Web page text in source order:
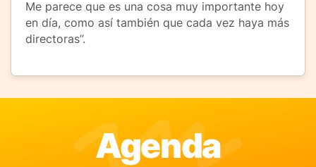
Me parece que es una cosa muy importante hoy
en día, como así también que cada vez haya más
directoras”.
Agenda